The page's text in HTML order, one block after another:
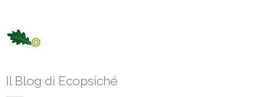
Il Blog di Ecopsiché